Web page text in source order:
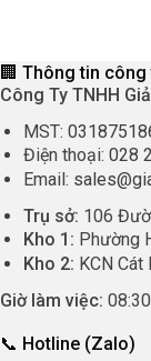
🏢 Thông tin công
Công Ty TNHH
MST:
Điện thoại: 028
Email:
Trụ sở: 106
Kho 1: Phường
Kho 2: KCN Cát
Giờ làm việc: 08:30
📞 Hotline (Zalo)